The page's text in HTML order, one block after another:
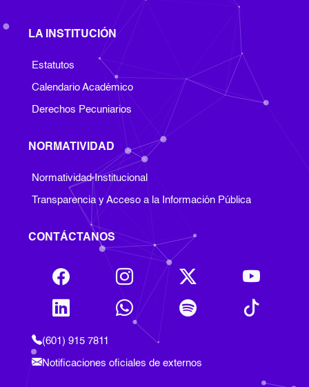
LA INSTITUCIÓN
Footer Institucion
Estatutos
Calendario Académico
Derechos Pecuniarios
NORMATIVIDAD
Footer Normatividad
Normatividad Institucional
Transparencia y Acceso a la Información Pública
CONTÁCTANOS
(601) 915 7811
Notificaciones oficiales de externos